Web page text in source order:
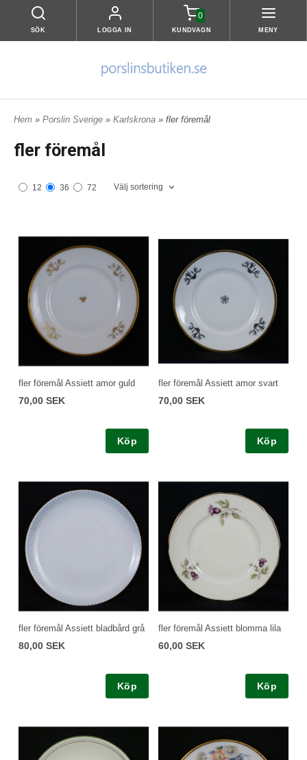
SÖK LOGGA IN
0
KUNDVAGN MENY
Hem » Porslin Sverige » Karlskrona » fler föremål
fler föremål
12 36 72 Välj sortering
fler föremål Assiett amor guld
70,00 SEK
Köp
fler föremål Assiett amor svart
70,00 SEK
Köp
fler föremål Assiett bladbård grå
80,00 SEK
Köp
fler föremål Assiett blomma lila
60,00 SEK
Köp